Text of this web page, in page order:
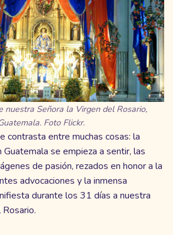
nuestra Señora la Virgen del Rosario,
Foto Flickr.
contrasta entre muchas cosas: la
se empieza a sentir, las
de pasión, rezados en honor a la
advocaciones y la inmensa
durante los 31 días a nuestra